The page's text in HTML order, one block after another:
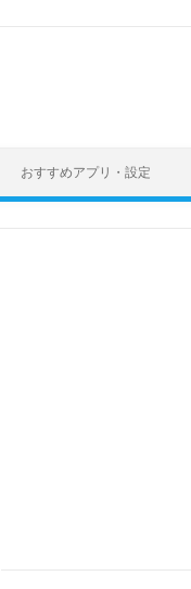
おすすめアプリ・設定